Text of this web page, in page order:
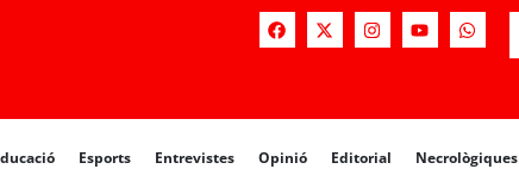
Esports Entrevistes Opinió Editorial Necrològiques
Opinió Editorial Necrològiques